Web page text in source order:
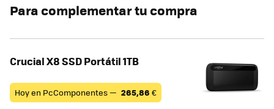
Para complementar tu compra
Crucial X8 SSD Portátil 1TB
Hoy en PcComponentes — 265,86 €